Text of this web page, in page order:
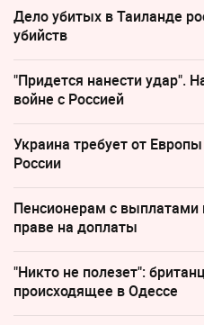
Дело убитых в Таиланде
убийств
"Придется нанести удар".
войне с Россией
Украина требует от
России
Пенсионерам с
праве на доплаты
"Никто не полезет":
происходящее в Одессе